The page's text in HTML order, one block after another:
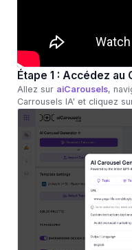
Étape 1 : Accédez
Allez sur aiCarousels,
Carrousels IA' et cliquez